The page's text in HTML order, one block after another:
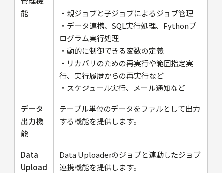
能
・親ジョブと子ジョブによるジョブ管理
・データ連携、SQL実行処理、Pythonプ
ログラム実行処理
・動的に制御できる変数の定義
・リカバリのための再実行や範囲指定実
行、実行履歴からの再実行など
・スケジュール実行、メール通知など
データ
出力機
能
テーブル単位のデータをファルとして出力
する機能を提供します。
Data
Upload
Data Uploaderのジョブと連動したジョブ
連携機能を提供します。